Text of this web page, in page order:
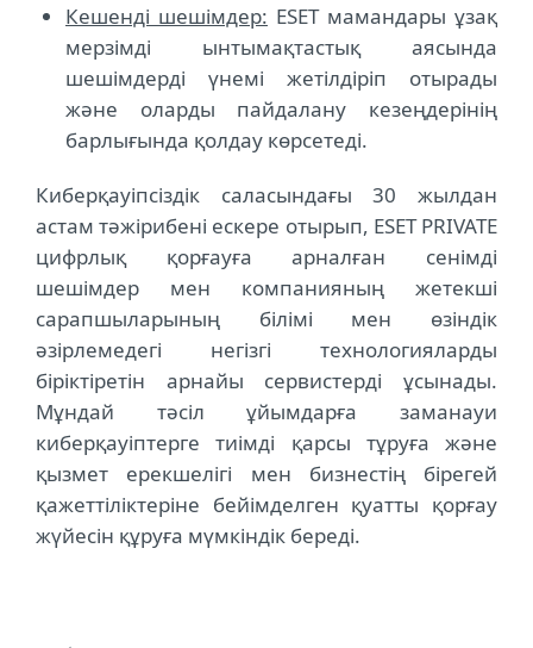
Кешенді шешімдер: ESET мамандары ұзақ
мерзімді ынтымақтастық аясында
шешімдерді үнемі жетілдіріп отырады
және оларды пайдалану кезеңдерінің
барлығында қолдау көрсетеді.
Киберқауіпсіздік саласындағы 30 жылдан
астам тәжірибені ескере отырып, ESET PRIVATE
цифрлық қорғауға арналған сенімді
шешімдер мен компанияның жетекші
сарапшыларының білімі мен өзіндік
әзірлемедегі негізгі технологияларды
біріктіретін арнайы сервистерді ұсынады.
Мұндай тәсіл ұйымдарға заманауи
киберқауіптерге тиімді қарсы тұруға және
қызмет ерекшелігі мен бизнестің бірегей
қажеттіліктеріне бейімделген қуатты қорғау
жүйесін құруға мүмкіндік береді.